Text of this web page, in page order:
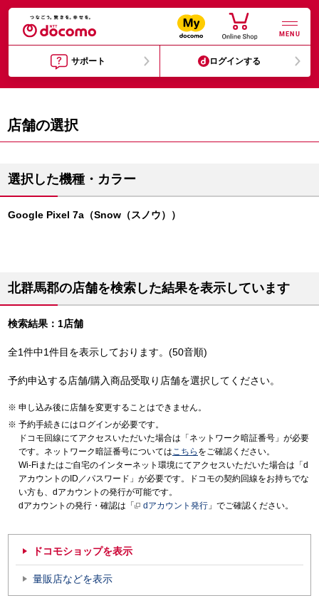
MENU
サポート ログインする
店舗の選択
選択した機種・カラー
Google Pixel 7a（Snow（スノウ））
北群馬郡の店舗を検索した結果を表示しています
検索結果：1店舗
全1件中1件目を表示しております。(50音順)
予約申込する店舗/購入商品受取り店舗を選択してください。
申し込み後に店舗を変更することはできません。
予約手続きにはログインが必要です。
ドコモ回線にてアクセスいただいた場合は「ネットワーク暗証番号」が必要
です。ネットワーク暗証番号についてはこちら をご確認ください。
Wi-Fiまたはご自宅のインターネット環境にてアクセスいただいた場合は「d
アカウントのID／パスワード」が必要です。ドコモの契約回線をお持ちでな
い方も、dアカウントの発行が可能です。
dアカウントの発行・確認は「
dアカウント発行 」でご確認ください。
ドコモショップを表示
量販店などを表示